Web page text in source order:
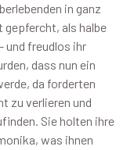
in ganz
gepfercht, als halbe
und freudlos ihr
dass nun ein
da forderten
zu verlieren und
Sie holten ihre
was ihnen